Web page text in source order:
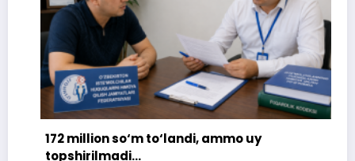
172 million so‘m to‘landi, ammo uy
topshirilmadi…